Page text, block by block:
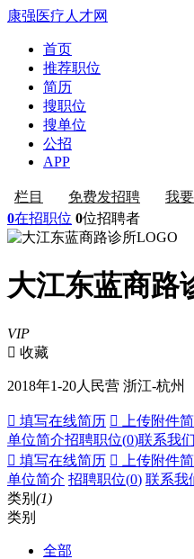
康强医疗人才网
首页
推荐职位
简历
搜职位
搜单位
公招
APP
栏目 免费发招聘 我
0在招职位 0位招聘者
大江东蓝商路
VIP
 收藏
2018年1-20人 民营 浙江-杭州
 填写在线简历  上传附件
单位简介招聘职位(0)联系我们
 填写在线简历  上传附件
单位简介 招聘职位(0) 联系我
类别 (1)
类别
全部